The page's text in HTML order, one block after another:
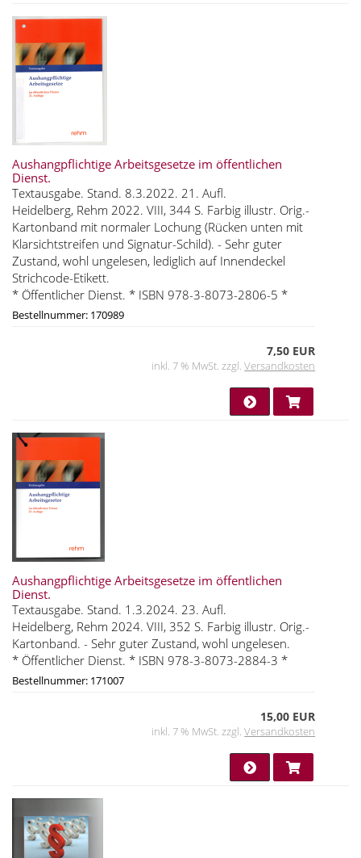
Aushangpflichtige Arbeitsgesetze im öffentlichen
Dienst.
Textausgabe. Stand. 8.3.2022. 21. Aufl.
Heidelberg, Rehm 2022. VIII, 344 S. Farbig illustr. Orig.-
Kartonband mit normaler Lochung (Rücken unten mit
Klarsichtstreifen und Signatur-Schild). - Sehr guter
Zustand, wohl ungelesen, lediglich auf Innendeckel
Strichcode-Etikett.
* Öffentlicher Dienst. * ISBN 978-3-8073-2806-5 *
Bestellnummer: 170989
7,50 EUR
inkl. 7 % MwSt. zzgl.Versandkosten
Aushangpflichtige Arbeitsgesetze im öffentlichen
Dienst.
Textausgabe. Stand. 1.3.2024. 23. Aufl.
Heidelberg, Rehm 2024. VIII, 352 S. Farbig illustr. Orig.-
Kartonband. - Sehr guter Zustand, wohl ungelesen.
* Öffentlicher Dienst. * ISBN 978-3-8073-2884-3 *
Bestellnummer: 171007
15,00 EUR
inkl. 7 % MwSt. zzgl.Versandkosten